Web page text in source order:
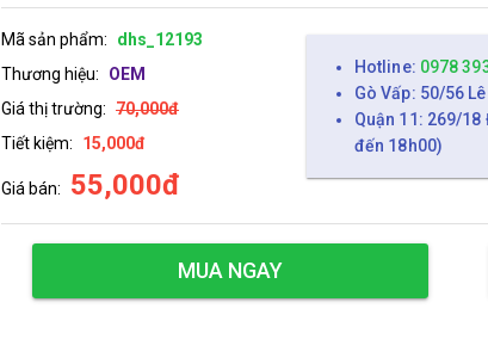
Mã sản phẩm:
dhs_12193
Thương hiệu:
OEM
Giá thị trường: 70,000đ
Tiết kiệm:
15,000đ
Giá bán: 55,000đ
Hotline: 0978
Gò Vấp: 50/56
Quận 11: 269/18
đến 18h00)
MUA NGAY